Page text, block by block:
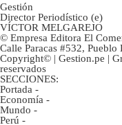
Gestión
Director Periodístico (e)
VÍCTOR MELGAREJO
© Empresa Editora El
Calle Paracas #532,
Copyright© | Gestion.pe |
reservados
SECCIONES:
Portada -
Economía -
Mundo -
Perú -